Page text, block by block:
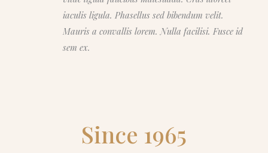
iaculis ligula. Phasellus sed bibendum velit.
Mauris a convallis lorem. Nulla facilisi. Fusce id
sem ex.
Since 1965